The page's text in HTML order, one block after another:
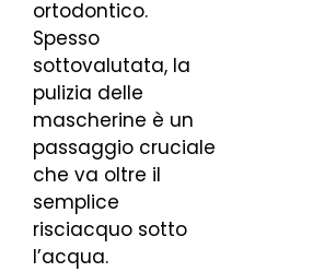
ortodontico.
Spesso
sottovalutata, la
pulizia delle
mascherine è un
passaggio cruciale
che va oltre il
semplice
risciacquo sotto
l’acqua.